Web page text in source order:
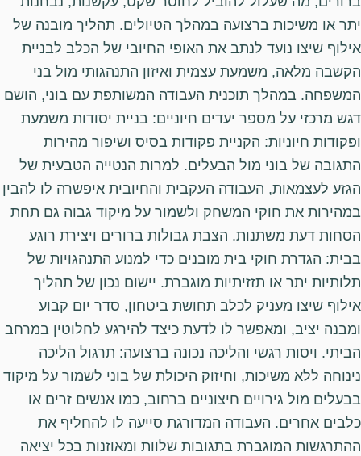
יתר או משיכות ברצועה במהלך הטיולים. תהליך מובנה של
אילוף שיצו נועד לנתב את האופי החיובי של הכלב לבניית
הקשבה מלאה, משמעת עצמית ואיזון התנהגותי מול בני
המשפחה. במהלך תוכנית העבודה המשותפת עם בוני, הושם
דגש מרכזי על מספר יעדים חיוניים: בניית יסודות משמעת
ופקודות חיוניות: הקניית פקודות בסיס ושיפור מהירות
התגובה של בוני מול הבעלים. למרות הנטייה הטבעית של
הגזע לעצמאות, העבודה העקבית והחיובית איפשרה לו להבין
במהירות את חוקי המשחק ולשמור על מיקוד גבוה גם תחת
הסחות דעת משתנות. הצבת גבולות ברורים ויצירת רוגע
בבית: הגדרת חוקי בית מובנים כדי למנוע התנהגויות של
תלותיות יתר או תזזיתיות מוגברת. יישום נכון של תהליך
אילוף שיצו מעניק לכלב תחושת ביטחון, סדר יום קבוע
ומבנה יציב, ומאפשר לו לדעת כיצד להירגע לחלוטין במרחב
הביתי. ויסות רגשי והליכה נכונה ברצועה: תרגול הליכה
נינוחה ללא משיכות, וחיזוק היכולת של בוני לשמור על מיקוד
בבעלים מול גירויים חיצוניים ברחוב, כמו אנשים זרים או
כלבים אחרים. העבודה המדורגת סייעה לו להחליף את
ההתרגשות המוגברת בתגובות שלוות ומאוזנות בכל יציאה